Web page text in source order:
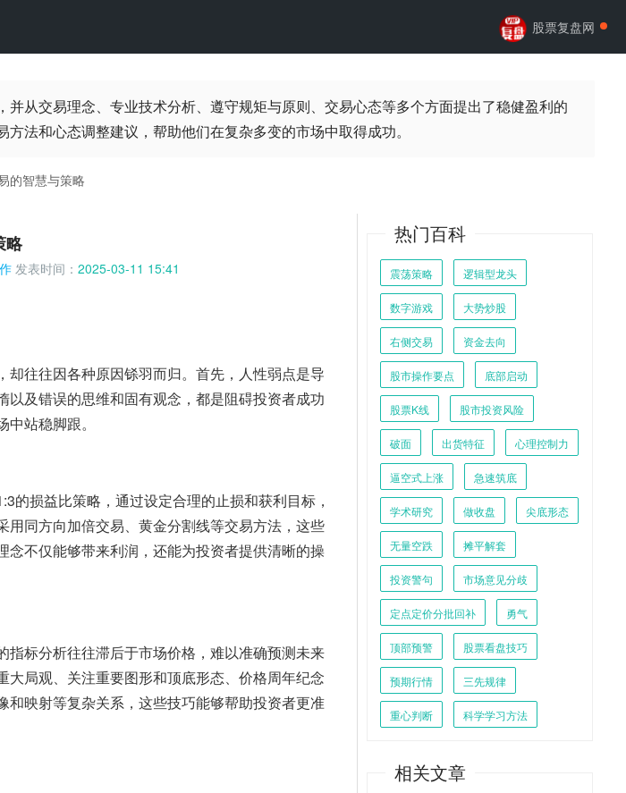
从交易理念、专业技术分析、遵守规矩与原则、交易心态等多个方面提出了稳健盈利的
法和心态调整建议，帮助他们在复杂多变的市场中取得成功。
的智慧与策略
略
发表时间： 2025-03-11 15:41
往往因各种原因铩羽而归。首先，人性弱点是导
及错误的思维和固有观念，都是阻碍投资者成功
站稳脚跟。
的损益比策略，通过设定合理的止损和获利目标，
同方向加倍交易、黄金分割线等交易方法，这些
不仅能够带来利润，还能为投资者提供清晰的操
标分析往往滞后于市场价格，难以准确预测未来
局观、关注重要图形和顶底形态、价格周年纪念
映射等复杂关系，这些技巧能够帮助投资者更准
热门百科
震荡策略 逻辑型龙头
数字游戏 大势炒股
右侧交易 资金去向
股市操作要点 底部启动
股票K线 股市投资风险
破面 出货特征 心理控制力
逼空式上涨 急速筑底
学术研究 做收盘 尖底形态
无量空跌 摊平解套
投资警句 市场意见分歧
定点定价分批回补 勇气
顶部预警 股票看盘技巧
预期行情 三先规律
重心判断 科学学习方法
相关文章
股票复盘网